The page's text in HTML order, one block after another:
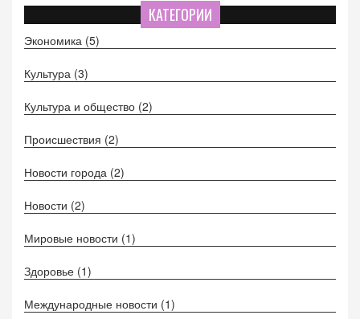
года, который положил начало трудовым отношениям в
России.
КАТЕГОРИИ
Экономика (5)
Культура (3)
Культура и общество (2)
Происшествия (2)
Новости города (2)
Новости (2)
Мировые новости (1)
Здоровье (1)
Международные новости (1)